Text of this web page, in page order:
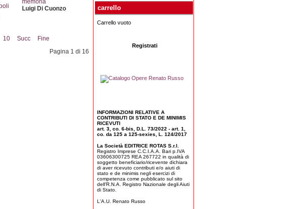
memoria
Luigi Di Cuonzo
10 Succ
Fine
Pagina 1 di 16
carrello
Carrello vuoto
Registrati
INFORMAZIONI RELATIVE A
CONTRIBUTI DI STATO E DE MINIMIS
RICEVUTI
art. 3, co. 6-bis, D.L. 73/2022 - art. 1,
co. da 125 a 125-sexies, L. 124/2017
La Società EDITRICE ROTAS S.r.l.
Registro Imprese C.C.I.A.A. Bari p.IVA
03606300725 REA 267722 in qualità di
soggetto beneficiario/ricevente dichiara
di aver ricevuto contributi e/o aiuti di
stato e de minimis negli esercizi di
competenza come pubblicato sul sito
dell'R.N.A. Registro Nazionale degli Aiuti
di Stato.
L'A.U. Renato Russo